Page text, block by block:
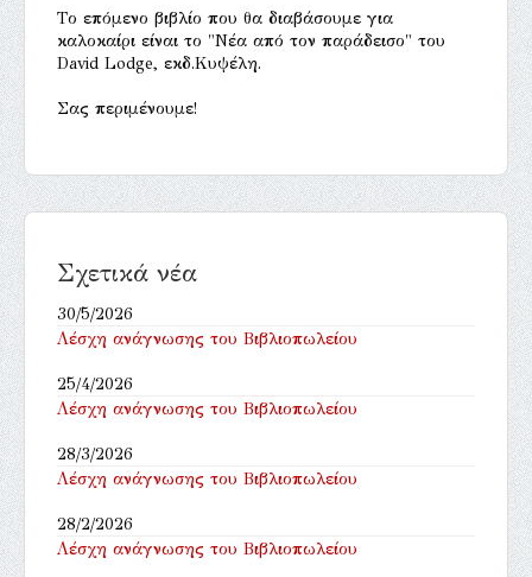
Tο επόμενο βιβλίο που θα διαβάσουμε για
καλοκαίρι είναι το "Νέα από τον παράδεισο" του
David Lodge, εκδ.Κυψέλη.
Σας περιμένουμε!
Σχετικά νέα
30/5/2026
Λέσχη ανάγνωσης του Βιβλιοπωλείου
25/4/2026
Λέσχη ανάγνωσης του Βιβλιοπωλείου
28/3/2026
Λέσχη ανάγνωσης του Βιβλιοπωλείου
28/2/2026
Λέσχη ανάγνωσης του Βιβλιοπωλείου